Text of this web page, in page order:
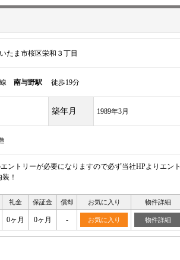
たま市桜区栄和３丁目
線 南与野駅 徒歩19分
築年月 1989年3月
ントリーが必要になりますので必ず当社HPよりエント
！
礼金 保証金 償却 お気に入り 物件詳細
0ヶ月 0ヶ月 - お気に入り 物件詳細